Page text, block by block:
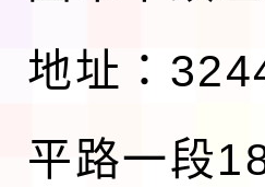
地址：
平路一段